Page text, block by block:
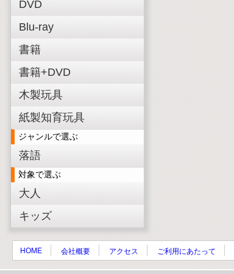
DVD
Blu-ray
書籍
書籍+DVD
木製玩具
紙製知育玩具
ジャンルで選ぶ
落語
対象で選ぶ
大人
キッズ
HOME 会社概要 アクセス ご利用にあたって